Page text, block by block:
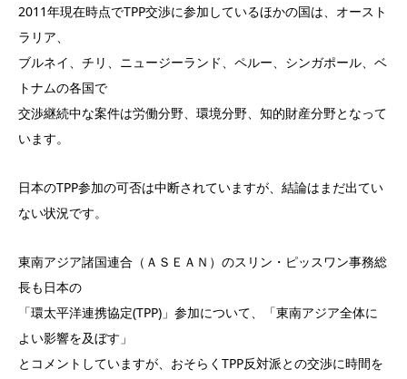
2011年現在時点でTPP交渉に参加しているほかの国は、オースト
ラリア、
ブルネイ、チリ、ニュージーランド、ペルー、シンガポール、ベ
トナムの各国で
交渉継続中な案件は労働分野、環境分野、知的財産分野となって
います。
日本のTPP参加の可否は中断されていますが、結論はまだ出てい
ない状況です。
東南アジア諸国連合（ＡＳＥＡＮ）のスリン・ピッスワン事務総
長も日本の
「環太平洋連携協定(TPP)」参加について、「東南アジア全体に
よい影響を及ぼす」
とコメントしていますが、おそらくTPP反対派との交渉に時間を